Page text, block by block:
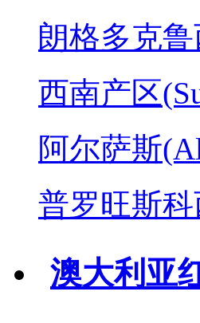
朗格多克鲁
西南产区
阿尔萨斯
普罗旺斯
澳大利亚